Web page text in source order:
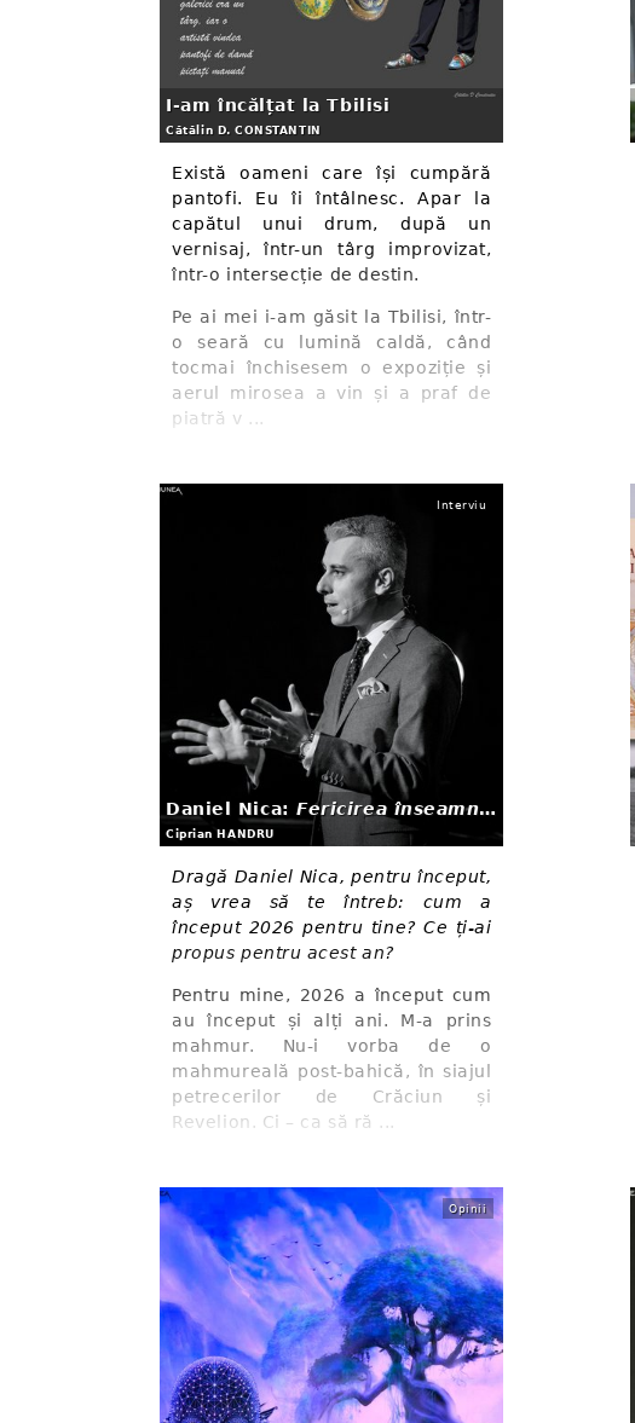
I-am încălțat la Tbilisi
Cătălin D. CONSTANTIN
Există oameni care își cumpără
pantofi. Eu îi întâlnesc. Apar la
capătul unui drum, după un
vernisaj, într-un târg improvizat,
într-o intersecție de destin.
Pe ai mei i-am găsit la Tbilisi, într-
o seară cu lumină caldă, când
tocmai închisesem o expoziție și
aerul mirosea a vin și a praf de
piatră v ...
Interviu
Daniel Nica:Fericirea înseamnă să ieși în afara ta, fără să uiți de tine
Ciprian HANDRU
Dragă Daniel Nica, pentru început,
aș vrea să te întreb: cum a
început 2026 pentru tine? Ce ți-ai
propus pentru acest an?
Pentru mine, 2026 a început cum
au început și alți ani. M-a prins
mahmur. Nu-i vorba de o
mahmureală post-bahică, în siajul
petrecerilor de Crăciun și
Revelion. Ci – ca să ră ...
Opinii